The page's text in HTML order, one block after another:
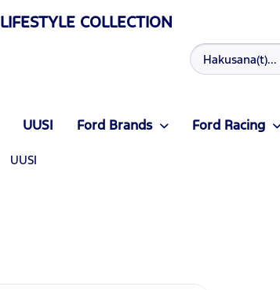
LIFESTYLE COLLECTION
UUSI Ford Brands Ford Racing
UUSI